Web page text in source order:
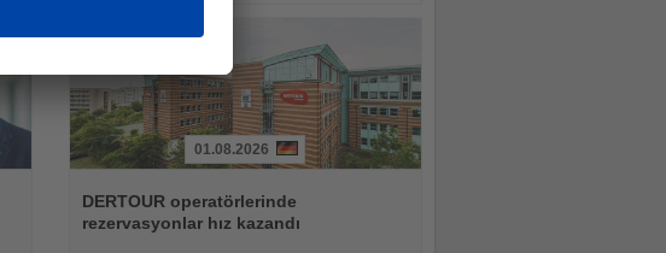
Oku
01.08.2026
DERTOUR operatörlerinde
rezervasyonlar hız kazandı